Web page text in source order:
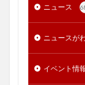
ニュース
ニュースが
イベント情